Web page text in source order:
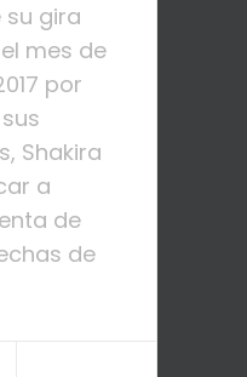
gira
mes de
por
Shakira
a
de
de